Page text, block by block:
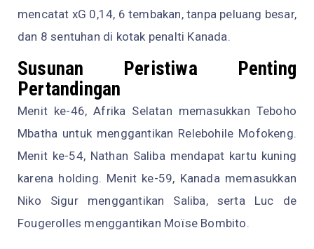
mencatat xG 0,14, 6 tembakan, tanpa peluang besar,
dan 8 sentuhan di kotak penalti Kanada.
Susunan Peristiwa Penting
Pertandingan
Menit ke-46, Afrika Selatan memasukkan Teboho
Mbatha untuk menggantikan Relebohile Mofokeng.
Menit ke-54, Nathan Saliba mendapat kartu kuning
karena holding. Menit ke-59, Kanada memasukkan
Niko Sigur menggantikan Saliba, serta Luc de
Fougerolles menggantikan Moïse Bombito.